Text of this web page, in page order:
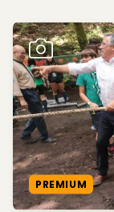
PREMIUM